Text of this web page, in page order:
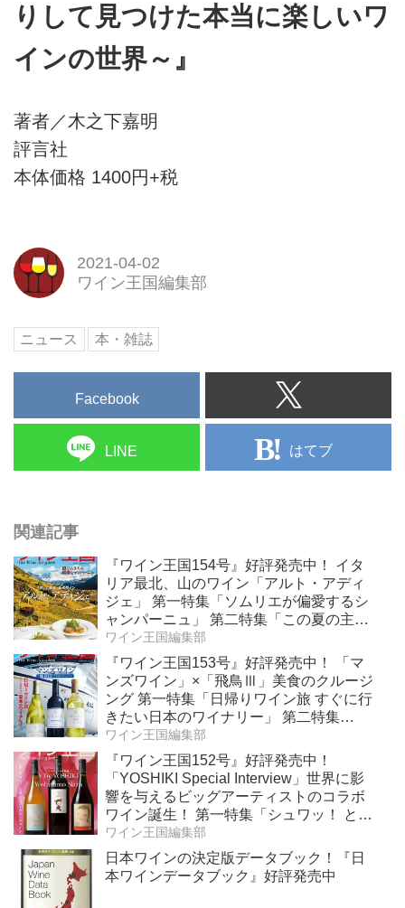
りして見つけた本当に楽しいワ
インの世界～』
著者／木之下嘉明
評言社
本体価格 1400円+税
2021-04-02
ワイン王国編集部
ニュース 本・雑誌
Facebook
LINE はてブ
関連記事
『ワイン王国154号』好評発売中！ イタ
リア最北、山のワイン「アルト・アディ
ジェ」 第一特集「ソムリエが偏愛するシ
ャンパーニュ」 第二特集「この夏の主
役！ ナチュラルなロゼワイン」
ワイン王国編集部
『ワイン王国153号』好評発売中！ 「マ
ンズワイン」×「飛鳥Ⅲ」美食のクルージ
ング 第一特集「日帰りワイン旅 すぐに行
きたい日本のワイナリー」 第二特集
「Bordeaux Primeur Report2025」
ワイン王国編集部
『ワイン王国152号』好評発売中！
「YOSHIKI Special Interview」世界に影
響を与えるビッグアーティストのコラボ
ワイン誕生！ 第一特集「シュワッ！ と学
ぶスパークリングワイン」 第二特集「カ
リフォルニア“軽旨”が美味しい」
ワイン王国編集部
日本ワインの決定版データブック！『日
本ワインデータブック』好評発売中